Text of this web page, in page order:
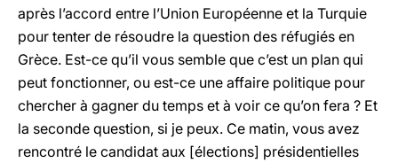
après l’accord entre l’Union Européenne et la Turquie
pour tenter de résoudre la question des réfugiés en
Grèce. Est-ce qu’il vous semble que c’est un plan qui
peut fonctionner, ou est-ce une affaire politique pour
chercher à gagner du temps et à voir ce qu’on fera ? Et
la seconde question, si je peux. Ce matin, vous avez
rencontré le candidat aux [élections] présidentielles